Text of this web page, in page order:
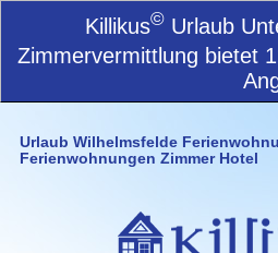
Killikus© Urlaub
Zimmervermittlung bietet
Urlaub Wilhelmsfelde
Ferienwohnungen Zimmer Hotel